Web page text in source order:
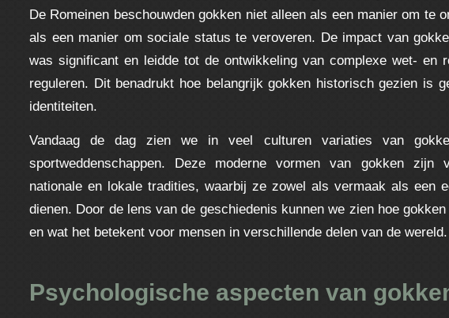
De Romeinen beschouwden gokken niet alleen als een manier om te
als een manier om sociale status te veroveren. De impact van
was significant en leidde tot de ontwikkeling van complexe wet- en
reguleren. Dit benadrukt hoe belangrijk gokken historisch gezien is
identiteiten.
Vandaag de dag zien we in veel culturen variaties van
sportweddenschappen. Deze moderne vormen van gokken zijn
nationale en lokale tradities, waarbij ze zowel als vermaak als een
dienen. Door de lens van de geschiedenis kunnen we zien hoe
en wat het betekent voor mensen in verschillende delen van de wereld.
Psychologische aspecten van